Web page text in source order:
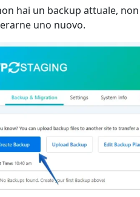
hai un backup attuale,
uno nuovo.